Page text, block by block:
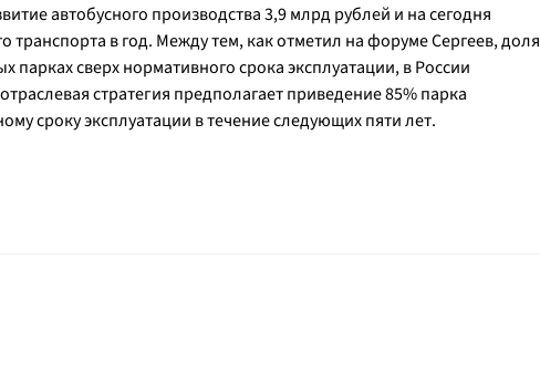
автобусного производства 3,9 млрд рублей и на сегодня
транспорта в год. Между тем, как отметил на форуме Сергеев, доля
сверх нормативного срока эксплуатации, в России
стратегия предполагает приведение 85% парка
сроку эксплуатации в течение следующих пяти лет.